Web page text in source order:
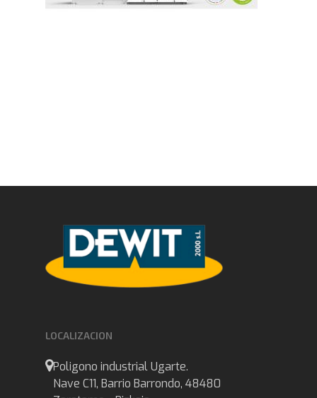
LOCALIZACION
Poligono industrial Ugarte.
Nave C11, Barrio Barrondo, 48480